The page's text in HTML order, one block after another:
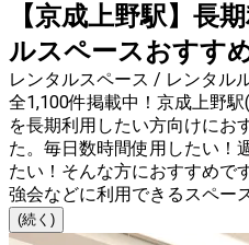
【京成上野駅】長
ルスペースおすす
レンタルスペース / レンタル
全1,100件掲載中！京成上野
を長期利用したい方向けにお
た。毎日数時間使用したい！
たい！そんな方におすすめで
強会などに利用できるスペー
(続く)